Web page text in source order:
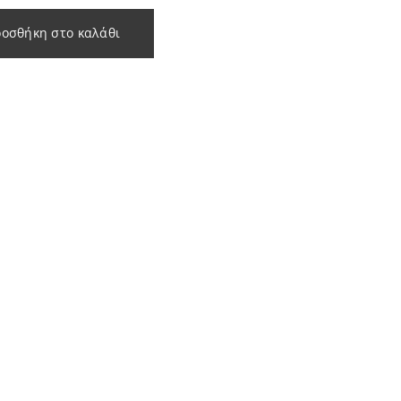
στο καλάθι